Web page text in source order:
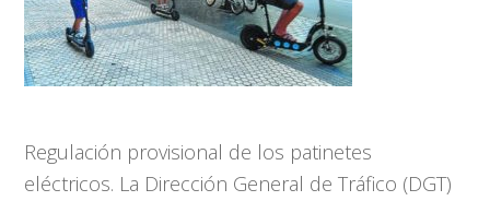
Regulación provisional de los patinetes
eléctricos. La Dirección General de Tráfico (DGT)